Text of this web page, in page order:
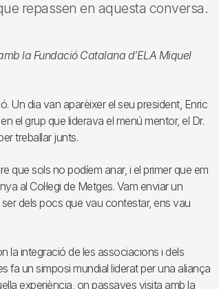
repassen en aquesta conversa.
la Fundació Catalana d’ELA Miquel
Un dia van aparèixer el seu president, Enric
el grup que liderava el menú mentor, el Dr.
treballar junts.
que sols no podíem anar, i el primer que em
al Col·legi de Metges. Vam enviar un
dels pocs que vau contestar, ens vau
la integració de les associacions i dels
fa un simposi mundial liderat per una aliança
experiència, on passaves visita amb la